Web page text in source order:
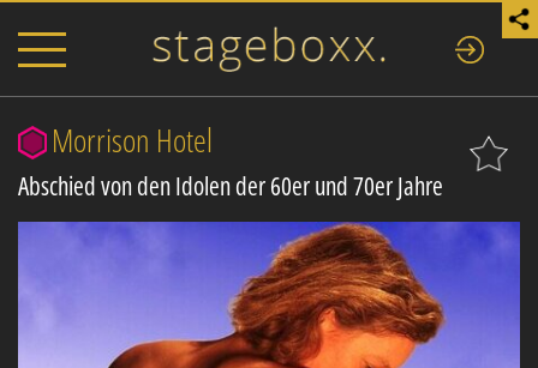
Morrison Hotel
Abschied von den Idolen der 60er und 70er Jahre